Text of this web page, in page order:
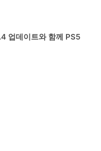
업데이트와 함께 PS5